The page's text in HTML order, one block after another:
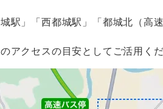
駅」「西都城駅」「都城北（高
アクセスの目安としてご活用くだ